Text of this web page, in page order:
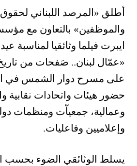
أطلق «المرصد اللبناني
والموظفين» بالتعاون مع
ايبرت فيلما وثائقيا لمناسبة
«عمّال لبنان.. صَفحات من
على مسرح دوار الشمس في
حضور هيئات واتحادات نقابية
وعمالية، جمعياّت ومنظمات
وإعلاميين وفاعليات.
يسلط الوثائقي الضوء بحسب